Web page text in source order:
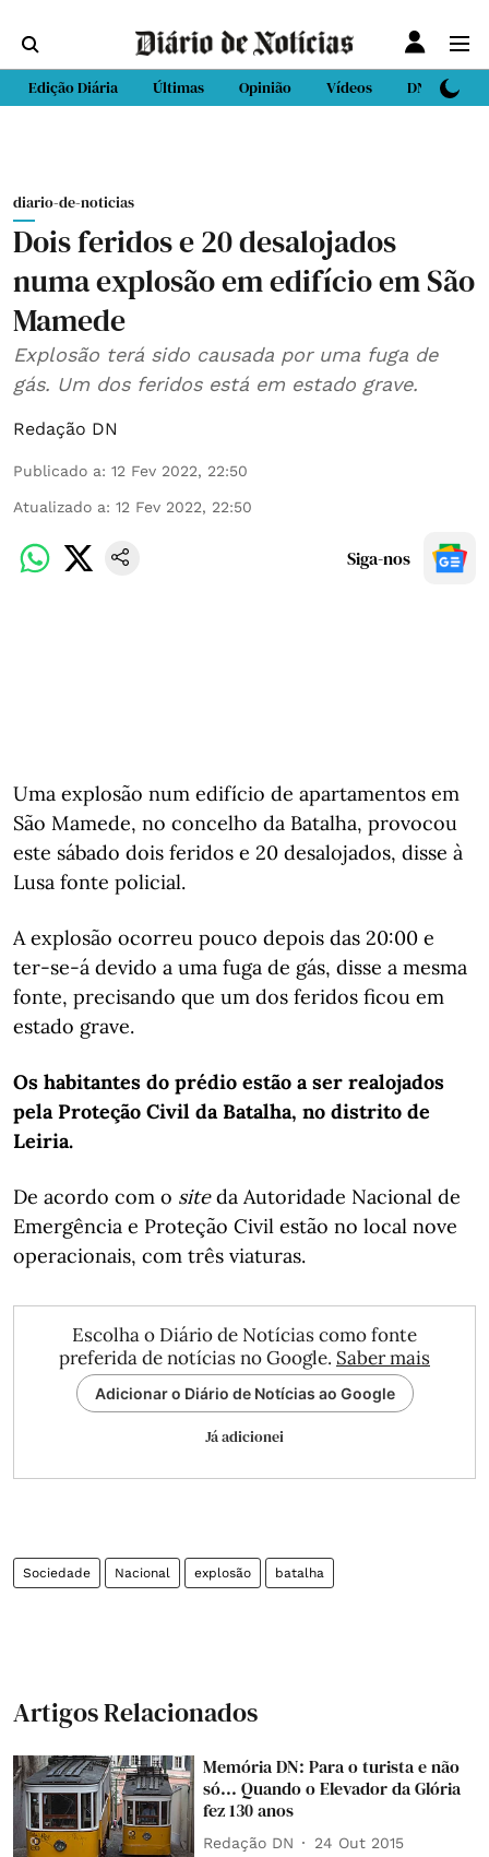
Edição Diária Últimas Opinião Vídeos DN Sport
diario-de-noticias
Dois feridos e 20 desalojados
numa explosão em edifício em São
Mamede
Explosão terá sido causada por uma fuga de
gás. Um dos feridos está em estado grave.
Redação DN
Publicado a: 12 Fev 2022, 22:50
Atualizado a: 12 Fev 2022, 22:50
Siga-nos
Uma explosão num edifício de apartamentos em
São Mamede, no concelho da Batalha, provocou
este sábado dois feridos e 20 desalojados, disse à
Lusa fonte policial.
A explosão ocorreu pouco depois das 20:00 e
ter-se-á devido a uma fuga de gás, disse a mesma
fonte, precisando que um dos feridos ficou em
estado grave.
Os habitantes do prédio estão a ser realojados
pela Proteção Civil da Batalha, no distrito de
Leiria.
De acordo com o siteda Autoridade Nacional de
Emergência e Proteção Civil estão no local nove
operacionais, com três viaturas.
Escolha o Diário de Notícias como fonte
preferida de notícias no Google. Saber mais
Adicionar o Diário de Notícias ao Google
Já adicionei
Sociedade Nacional explosão batalha
Artigos Relacionados
Memória DN: Para o turista e não
só... Quando o Elevador da Glória
fez 130 anos
Redação DN 24 Out 2015